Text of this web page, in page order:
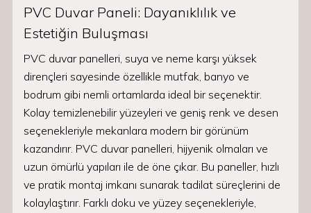
PVC Duvar Paneli: Dayanıklılık ve
Estetiğin Buluşması
PVC duvar panelleri, suya ve neme karşı yüksek
dirençleri sayesinde özellikle mutfak, banyo ve
bodrum gibi nemli ortamlarda ideal bir seçenektir.
Kolay temizlenebilir yüzeyleri ve geniş renk ve desen
seçenekleriyle mekanlara modern bir görünüm
kazandırır. PVC duvar panelleri, hijyenik olmaları ve
uzun ömürlü yapıları ile de öne çıkar. Bu paneller, hızlı
ve pratik montaj imkanı sunarak tadilat süreçlerini de
kolaylaştırır. Farklı doku ve yüzey seçenekleriyle,